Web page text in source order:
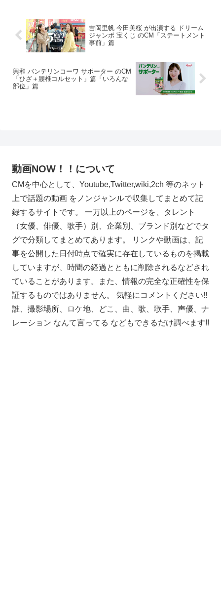
吉岡里帆 今田美桜 が出演する ドリーム
ジャンボ 宝くじ のCM「ステートメント
事前」篇
興和 バンテリンコーワ サポーター のCM
「ひざ＋腰椎コルセット」篇「いろんな
部位」篇
動画NOW！！について
CMを中心として、Youtube,Twitter,wiki,2ch 等のネット
上で話題の動画 をノンジャンルで収集してまとめて記
録するサイトです。 一万以上のページを、タレント
（女優、俳優、歌手）別、企業別、ブランド別などでタ
グで分類してまとめてあります。 リンクや動画は、記
事を公開した日付時点で確実に存在しているものを掲載
していますが、時間の経過とともに削除されるなどされ
ていることがあります。また、情報の完全な正確性を保
証するものではありません。 気軽にコメントください!!
誰、撮影場所、ロケ地、どこ、曲、歌、歌手、声優、ナ
レーション なんて言ってる などもできるだけ調べます!!